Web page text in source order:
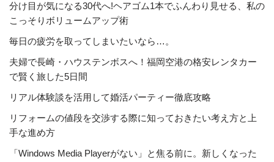
分け目が気になる30代へ!ヘアゴム1本でふんわり見せる、私の
こっそりボリュームアップ術
毎日の疲労を取ってしまいたいなら…。
夫婦で長崎・ハウステンボスへ！福岡空港の格安レンタカー
で賢く旅した5日間
リアル体験談を活用して婚活パーティー徹底攻略
リフォームの値段を交渉する際に知っておきたい考え方と上
手な進め方
「Windows Media Playerがない」と焦る前に。新しくなった